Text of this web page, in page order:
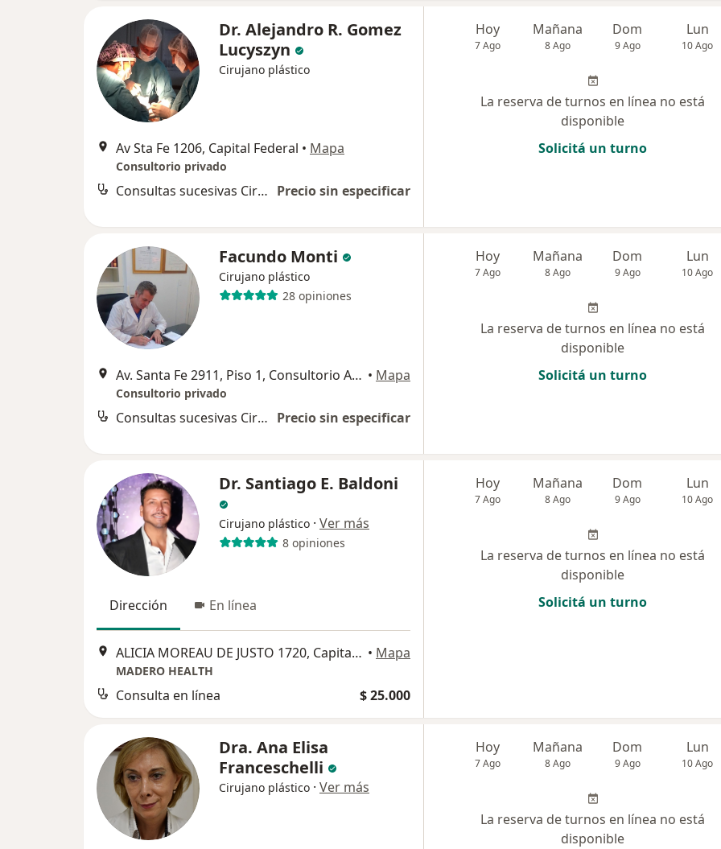
Dr. Alejandro R. Gomez
Lucyszyn
Cirujano plástico
Av Sta Fe 1206, Capital Federal • Mapa
Consultorio privado
Consultas sucesivas Cirugía Plástica, Estética y Reparadora Precio sin especificar
Hoy
7 Ago
Mañana
8 Ago
Dom
9 Ago
Lun
10 Ago
La reserva de turnos en línea no está
disponible
Solicitá un turno
Facundo Monti
Cirujano plástico
28 opiniones
Av. Santa Fe 2911, Piso 1, Consultorio A, Capital Federal • Mapa
Consultorio privado
Consultas sucesivas Cirugía Plástica, Estética y Reparadora Precio sin especificar
Hoy
7 Ago
Mañana
8 Ago
Dom
9 Ago
Lun
10 Ago
La reserva de turnos en línea no está
disponible
Solicitá un turno
Dr. Santiago E. Baldoni
Cirujano plástico · Ver más
8 opiniones
Dirección En línea
ALICIA MOREAU DE JUSTO 1720, Capital Federal • Mapa
MADERO HEALTH
Consulta en línea $ 25.000
Hoy
7 Ago
Mañana
8 Ago
Dom
9 Ago
Lun
10 Ago
La reserva de turnos en línea no está
disponible
Solicitá un turno
Dra. Ana Elisa
Franceschelli
Cirujano plástico · Ver más
Hoy
7 Ago
Mañana
8 Ago
Dom
9 Ago
Lun
10 Ago
La reserva de turnos en línea no está
disponible